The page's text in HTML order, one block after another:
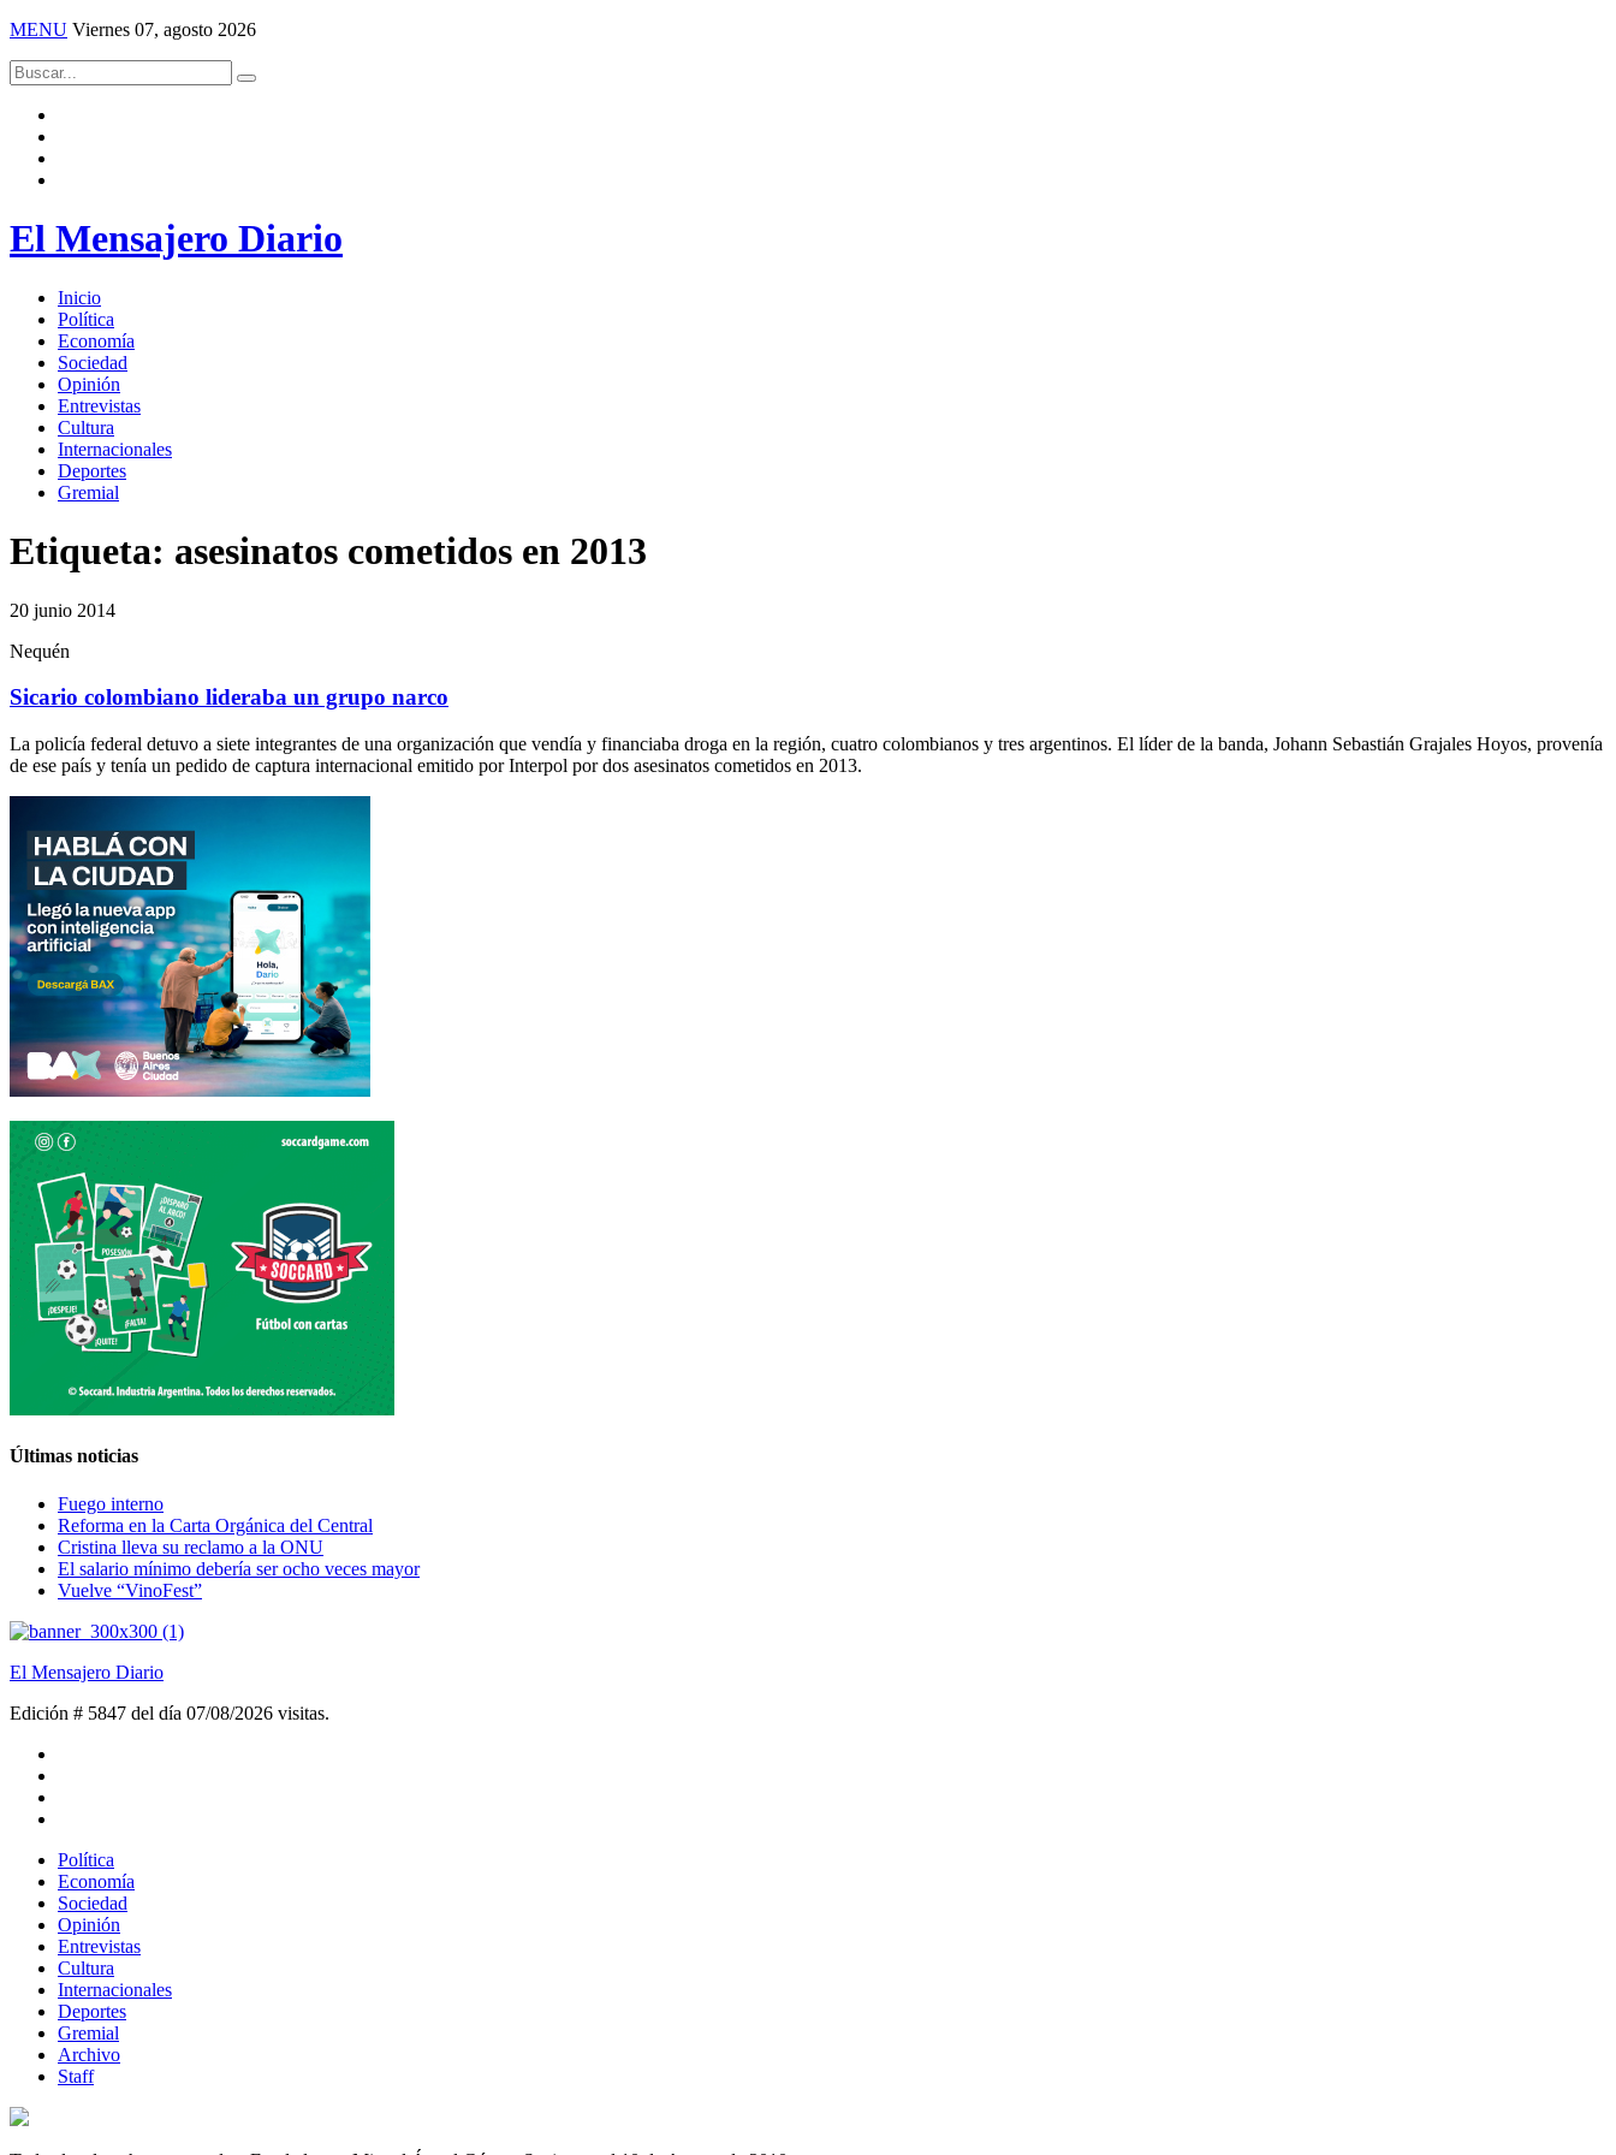
MENU Viernes 07, agosto 2026
El Mensajero Diario
Inicio
Política
Economía
Sociedad
Opinión
Entrevistas
Cultura
Internacionales
Deportes
Gremial
Etiqueta: asesinatos cometidos en 2013
20 junio 2014
Nequén
Sicario colombiano lideraba un grupo narco
La policía federal detuvo a siete integrantes de una organización que vendía y financiaba droga en la región, cuatro colombianos y tres argentinos. El líder de la banda, Johann Sebastián Grajales Hoyos, provenía
de ese país y tenía un pedido de captura internacional emitido por Interpol por dos asesinatos cometidos en 2013.
Últimas noticias
Fuego interno
Reforma en la Carta Orgánica del Central
Cristina lleva su reclamo a la ONU
El salario mínimo debería ser ocho veces mayor
Vuelve “VinoFest”
El Mensajero Diario
Edición # 5847 del día 07/08/2026 visitas.
Política
Economía
Sociedad
Opinión
Entrevistas
Cultura
Internacionales
Deportes
Gremial
Archivo
Staff